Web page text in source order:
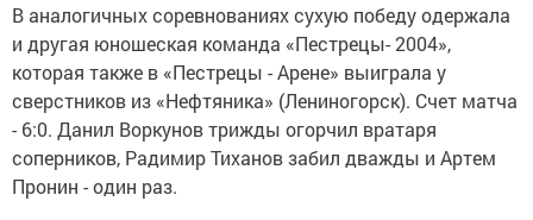
В аналогичных соревнованиях сухую победу одержала
и другая юношеская команда «Пестрецы- 2004»,
которая также в «Пестрецы - Арене» выиграла у
сверстников из «Нефтяника» (Лениногорск). Счет матча
- 6:0. Данил Воркунов трижды огорчил вратаря
соперников, Радимир Тиханов забил дважды и Артем
Пронин - один раз.